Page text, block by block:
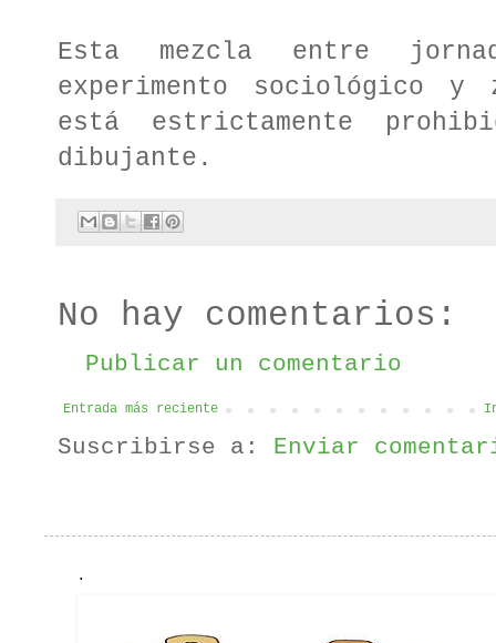
Esta mezcla entre
experimento sociológico
está estrictamente
dibujante.
No hay comentarios:
Publicar un comentario
Entrada más reciente
Suscribirse a: Enviar
.